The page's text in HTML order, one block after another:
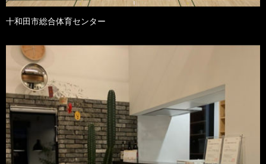
十和田市総合体育センター